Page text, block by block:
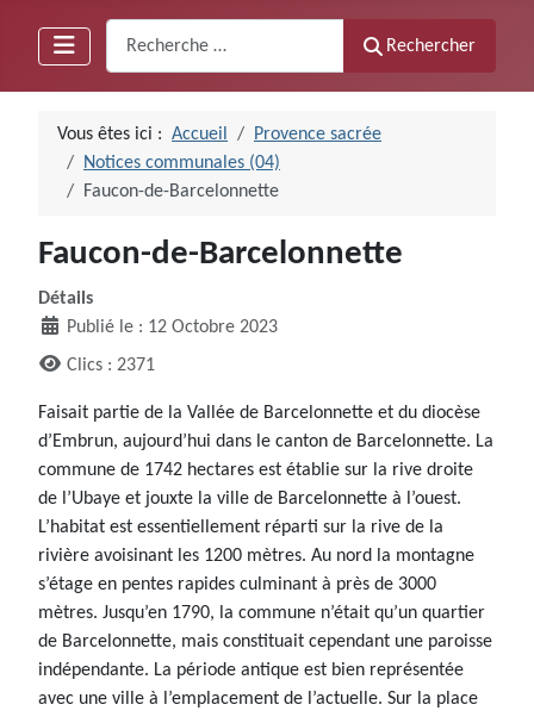
Rechercher
Vous êtes ici : Accueil
Provence sacrée
Notices communales (04)
Faucon-de-Barcelonnette
Faucon-de-Barcelonnette
Détails
Publié le : 12 Octobre 2023
Clics : 2371
Faisait partie de la Vallée de Barcelonnette et du diocèse
d’Embrun, aujourd’hui dans le canton de Barcelonnette. La
commune de 1742 hectares est établie sur la rive droite
de l’Ubaye et jouxte la ville de Barcelonnette à l’ouest.
L’habitat est essentiellement réparti sur la rive de la
rivière avoisinant les 1200 mètres. Au nord la montagne
s’étage en pentes rapides culminant à près de 3000
mètres. Jusqu’en 1790, la commune n’était qu’un quartier
de Barcelonnette, mais constituait cependant une paroisse
indépendante. La période antique est bien représentée
avec une ville à l’emplacement de l’actuelle. Sur la place